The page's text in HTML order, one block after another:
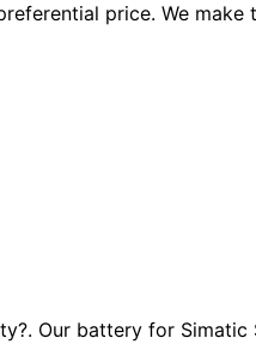
price. We make
. Our battery for Simatic